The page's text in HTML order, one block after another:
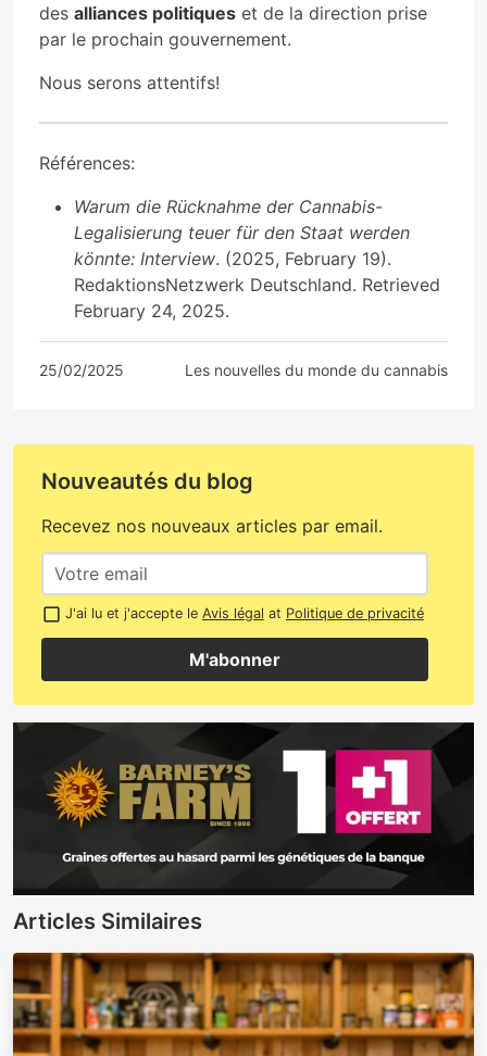
des alliances politiques et de la direction prise
par le prochain gouvernement.
Nous serons attentifs!
Références:
Warum die Rücknahme der Cannabis-
Legalisierung teuer für den Staat werden
könnte: Interview. (2025, February 19).
RedaktionsNetzwerk Deutschland. Retrieved
February 24, 2025.
25/02/2025 Les nouvelles du monde du cannabis
Nouveautés du blog
Recevez nos nouveaux articles par email.
J'ai lu et j'accepte le Avis légal at Politique de privacité
M'abonner
Articles Similaires